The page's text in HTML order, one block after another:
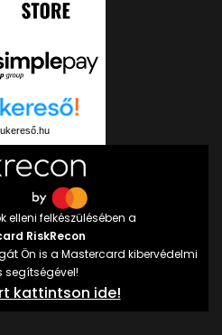
elleni felkészülésében a
RiskRecon
Ön is a Mastercard kibervédelmi
segítségével!
kattintson ide!